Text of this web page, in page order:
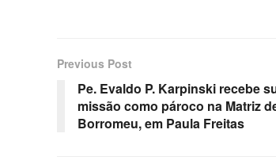
Previous Post
Pe. Evaldo P. Karpinski recebe
missão como pároco na Matriz
Borromeu, em Paula Freitas